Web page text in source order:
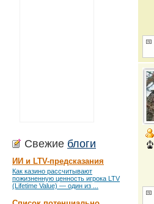
Свежие блоги
ИИ и LTV-предсказания
Как казино рассчитывают
пожизненную ценность игрока LTV
(Lifetime Value) — один из ...